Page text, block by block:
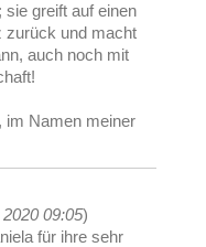
greift auf einen
zurück und macht
auch noch mit
im Namen meiner
09:05)
für ihre sehr